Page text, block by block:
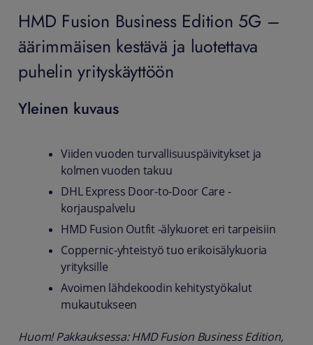
HMD Fusion Business Edition 5G –
äärimmäisen kestävä ja luotettava
puhelin yrityskäyttöön
Yleinen kuvaus
Viiden vuoden turvallisuuspäivitykset ja
kolmen vuoden takuu
DHL Express Door-to-Door Care -
korjauspalvelu
HMD Fusion Outfit -älykuoret eri tarpeisiin
Coppernic-yhteistyö tuo erikoisälykuoria
yrityksille
Avoimen lähdekoodin kehitystyökalut
mukautukseen
Huom! Pakkauksessa: HMD Fusion Business Edition,